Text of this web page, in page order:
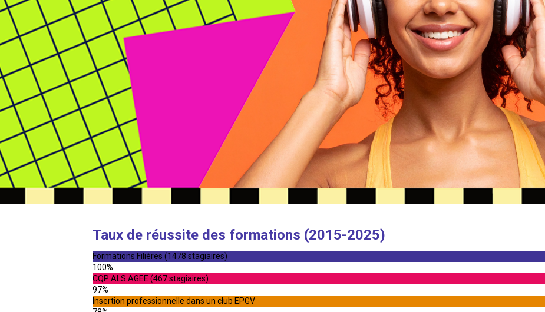
Taux de réussite des formations (2015-2025)
Formations Filières (1478 stagiaires)
100%
CQP ALS AGEE (467 stagiaires)
97%
Insertion professionnelle dans un club EPGV